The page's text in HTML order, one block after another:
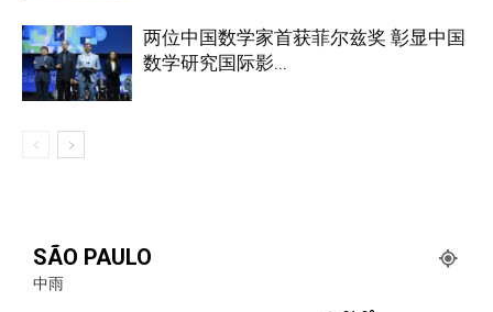
两位中国数学家首获菲尔兹奖 彰显中国
数学研究国际影...
SÃO PAULO
中雨